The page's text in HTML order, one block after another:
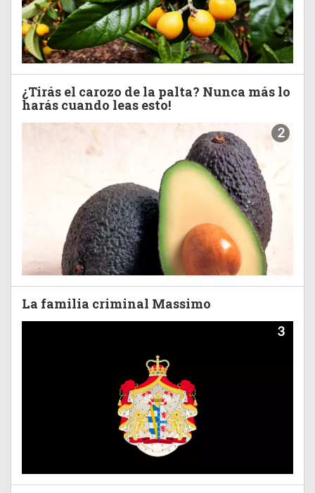
¿Tirás el carozo de la palta? Nunca más lo
harás cuando leas esto!
2
La familia criminal Massimo
3